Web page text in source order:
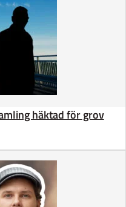
häktad för grov